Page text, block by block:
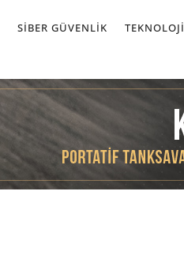
SIBER GÜVENLIK TEKNOLOJI